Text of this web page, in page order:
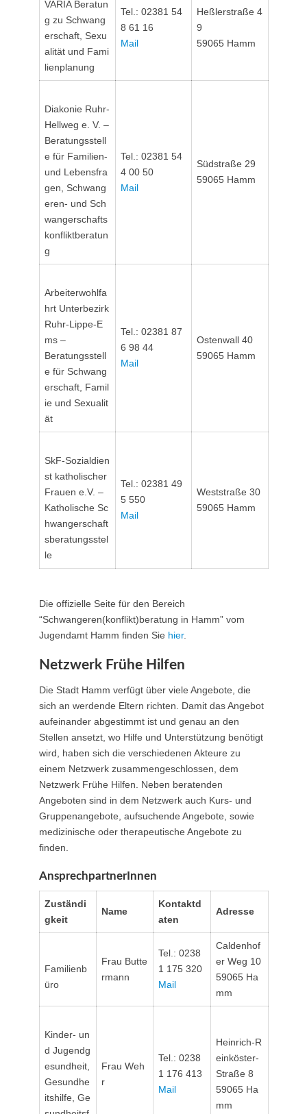
VARIA Beratun
g zu Schwang
erschaft, Sexu
alität und Fami
lienplanung
Tel.: 02381 54
8 61 16
Mail
Heßlerstraße 4
9
59065 Hamm
Diakonie Ruhr-
Hellweg e. V. –
Beratungsstell
e für Familien-
und Lebensfra
gen, Schwang
eren- und Sch
wangerschafts
konfliktberatun
g
Tel.: 02381 54
4 00 50
Mail
Südstraße 29
59065 Hamm
Arbeiterwohlfa
hrt Unterbezirk
Ruhr-Lippe-E
ms –
Beratungsstell
e für Schwang
erschaft, Famil
ie und Sexualit
ät
Tel.: 02381 87
6 98 44
Mail
Ostenwall 40
59065 Hamm
SkF-Sozialdien
st katholischer
Frauen e.V. –
Katholische Sc
hwangerschaft
sberatungsstel
le
Tel.: 02381 49
5 550
Mail
Weststraße 30
59065 Hamm
Die offizielle Seite für den Bereich
“Schwangeren(konflikt)beratung in Hamm” vom
Jugendamt Hamm finden Sie hier.
Netzwerk Frühe Hilfen
Die Stadt Hamm verfügt über viele Angebote, die
sich an werdende Eltern richten. Damit das Angebot
aufeinander abgestimmt ist und genau an den
Stellen ansetzt, wo Hilfe und Unterstützung benötigt
wird, haben sich die verschiedenen Akteure zu
einem Netzwerk zusammengeschlossen, dem
Netzwerk Frühe Hilfen. Neben beratenden
Angeboten sind in dem Netzwerk auch Kurs- und
Gruppenangebote, aufsuchende Angebote, sowie
medizinische oder therapeutische Angebote zu
finden.
AnsprechpartnerInnen
Zuständi
gkeit
Name
Kontaktd
aten
Adresse
Familienb
üro
Frau Butte
rmann
Tel.: 0238
1 175 320
Mail
Caldenhof
er Weg 10
59065 Ha
mm
Kinder- un
d Jugendg
esundheit,
Gesundhe
itshilfe, Ge
Frau Weh
r
Tel.: 0238
1 176 413
Mail
Heinrich-R
einköster-
Straße 8
59065 Ha
mm